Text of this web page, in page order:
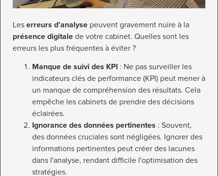
Les erreurs d'analyse peuvent gravement nuire à la
présence digitale de votre cabinet. Quelles sont les
erreurs les plus fréquentes à éviter ?
Manque de suivi des KPI : Ne pas surveiller les
indicateurs clés de performance (KPI) peut mener à
un manque de compréhension des résultats. Cela
empêche les cabinets de prendre des décisions
éclairées.
Ignorance des données pertinentes : Souvent,
des données cruciales sont négligées. Ignorer des
informations pertinentes peut créer des lacunes
dans l'analyse, rendant difficile l'optimisation des
stratégies.